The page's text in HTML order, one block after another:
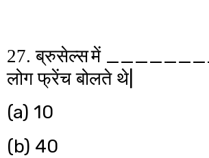
27. ब्रुसेल्समें
लोग फ्रेंच बोलते थे|
(a) 10
(b) 40